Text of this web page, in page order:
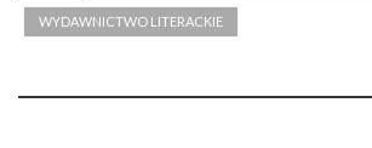
WYDAWNICTWO LITERACKIE